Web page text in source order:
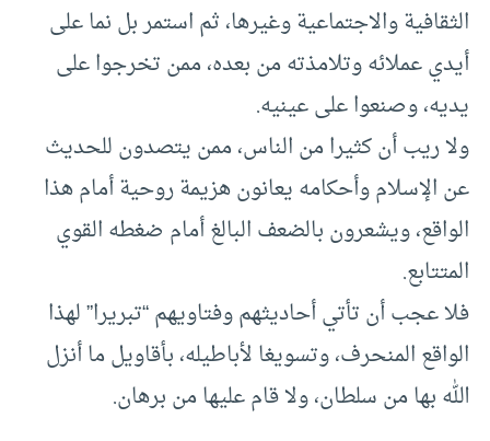
الثقافية والاجتماعية وغيرها، ثم استمر بل نما على
أيدي عملائه وتلامذته من بعده، ممن تخرجوا على
يديه، وصنعوا على عينيه.
ولا ريب أن كثيرا من الناس، ممن يتصدون للحديث
عن الإسلام وأحكامه يعانون هزيمة روحية أمام هذا
الواقع، ويشعرون بالضعف البالغ أمام ضغطه القوي
المتتابع.
فلا عجب أن تأتي أحاديثهم وفتاويهم “تبريرا” لهذا
الواقع المنحرف، وتسويغا لأباطيله، بأقاويل ما أنزل
الله بها من سلطان، ولا قام عليها من برهان.